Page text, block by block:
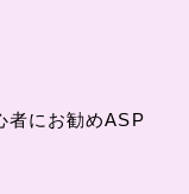
者にお勧めASP